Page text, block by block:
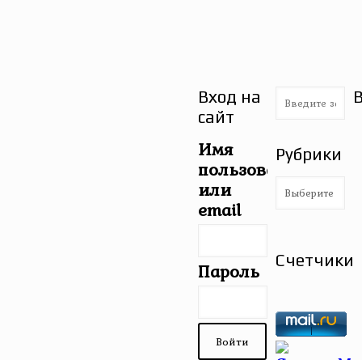
Вход на
сайт
Имя
пользователя
или
email
Пароль
Рубрики
Рубрики
Счетчики